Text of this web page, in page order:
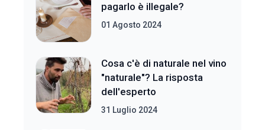
pagarlo è illegale?
01 Agosto 2024
Cosa c'è di naturale nel vino
"naturale"? La risposta
dell'esperto
31 Luglio 2024